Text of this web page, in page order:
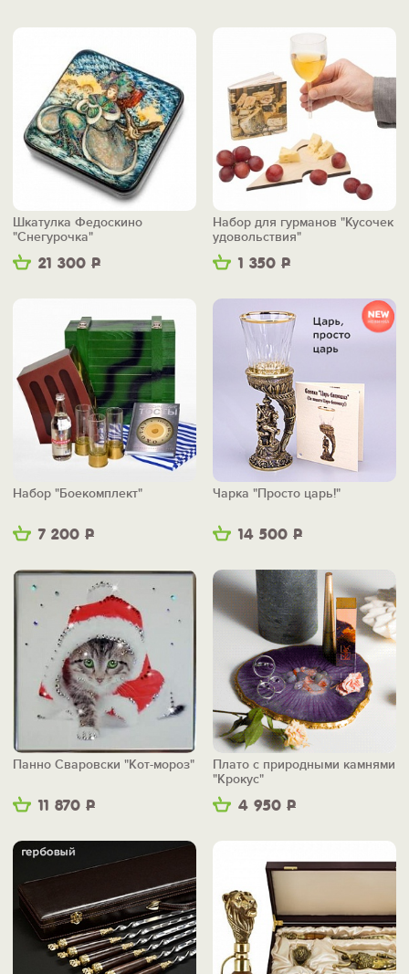
21 300 Р
Шкатулка Федоскино
"Снегурочка"
1 350 Р
Набор для гурманов "Кусочек
удовольствия"
7 200 Р
Набор "Боекомплект"
14 500 Р
Чарка "Просто царь!"
11 870 Р
Панно Сваровски "Кот-мороз"
4 950 Р
Плато с природными камнями
"Крокус"